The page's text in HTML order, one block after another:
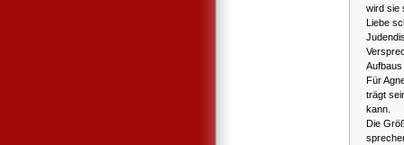
wird sie
Liebe
Für
trägt
kann.
Die